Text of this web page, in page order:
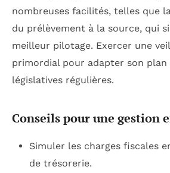
nombreuses facilités, telles que
du prélèvement à la source, qui
meilleur pilotage. Exercer une
primordial pour adapter son
législatives régulières.
Conseils pour une gestion
Simuler les charges fiscales
de trésorerie.